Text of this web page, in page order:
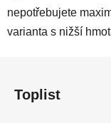
nepotřebujete
varianta s nižší
Toplist